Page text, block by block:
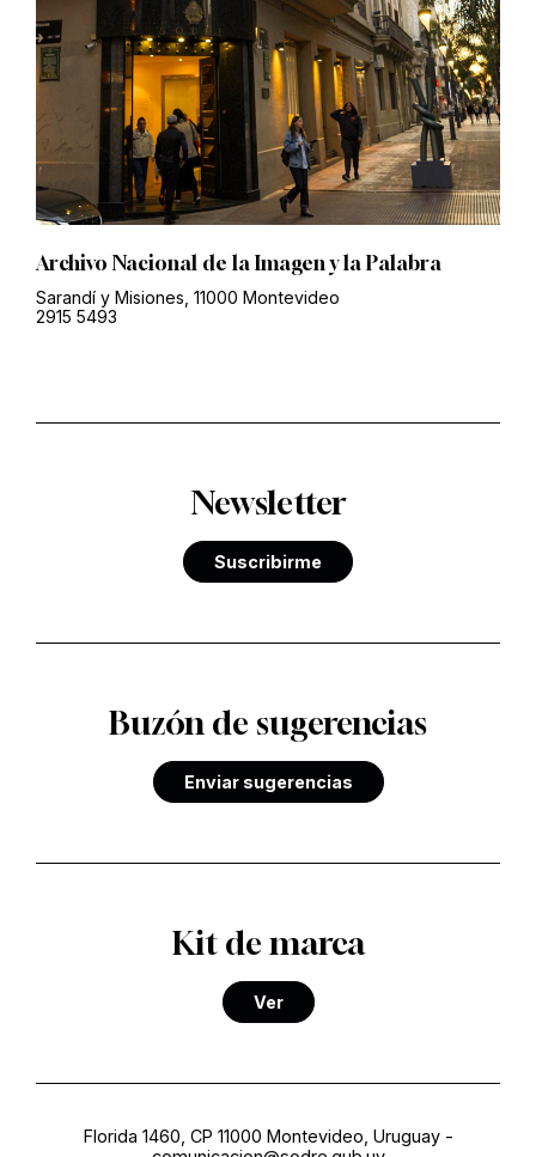
Archivo Nacional de la Imagen y la Palabra
Sarandí y Misiones, 11000 Montevideo
2915 5493
Newsletter
Suscribirme
Buzón de sugerencias
Enviar sugerencias
Kit de marca
Ver
Florida 1460, CP 11000 Montevideo, Uruguay-